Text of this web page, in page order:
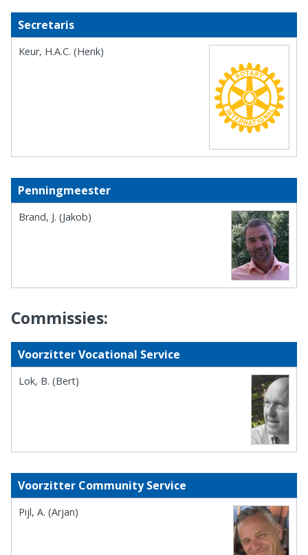
Secretaris
Keur, H.A.C. (Henk)
Penningmeester
Brand, J. (Jakob)
Commissies:
Voorzitter Vocational Service
Lok, B. (Bert)
Voorzitter Community Service
Pijl, A. (Arjan)